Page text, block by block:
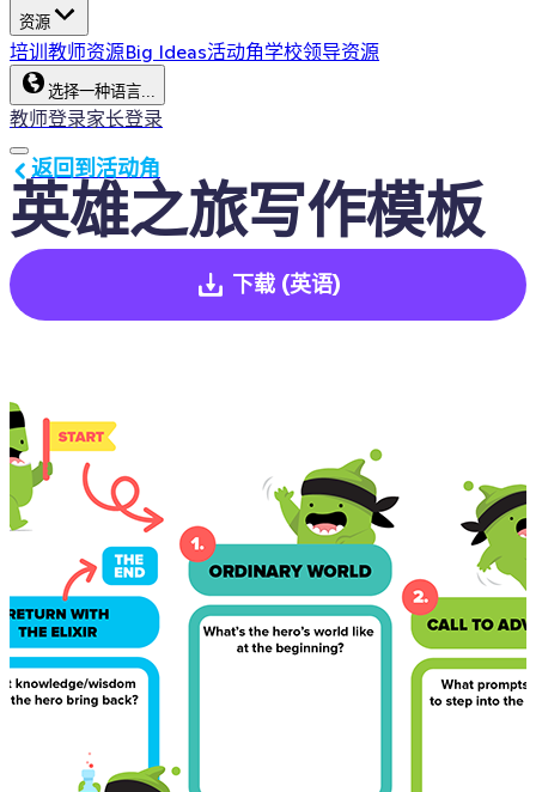
资源
培训 教师资源Big Ideas活动角学校领导资源
选择一种语言...
教师登录家长登录
英雄之旅写作模板
返回到活动角
下载 (英语)